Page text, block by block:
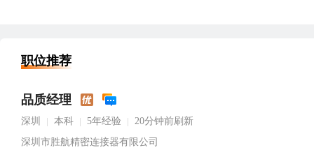
职位推荐
品质经理
深圳 本科 5年经验
20分钟前刷新
深圳市胜航精密连接器有限公司